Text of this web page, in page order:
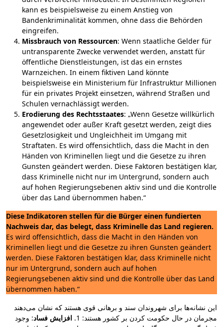
kann es beispielsweise zu einem Anstieg von
Bandenkriminalität kommen, ohne dass die Behörden
eingreifen.
Missbrauch von Ressourcen: Wenn staatliche Gelder für
untransparente Zwecke verwendet werden, anstatt für
öffentliche Dienstleistungen, ist das ein ernstes
Warnzeichen. In einem fiktiven Land könnte
beispielsweise ein Ministerium für Infrastruktur Millionen
für ein privates Projekt einsetzen, während Straßen und
Schulen vernachlässigt werden.
Erodierung des Rechtsstaates: „Wenn Gesetze willkürlich
angewendet oder außer Kraft gesetzt werden, zeigt dies
Gesetzlosigkeit und Ungleichheit im Umgang mit
Straftaten. Es wird offensichtlich, dass die Macht in den
Händen von Kriminellen liegt und die Gesetze zu ihren
Gunsten geändert werden. Diese Faktoren bestätigen klar,
dass Kriminelle nicht nur im Untergrund, sondern auch
auf hohen Regierungsebenen aktiv sind und die Kontrolle
über das Land übernommen haben.“
Diese Indikatoren stellen für die Bürger einen fundierten
Nachweis dar, das belegt, dass Kriminelle das Land regieren.
Es wird offensichtlich, dass die Macht in den Händen von
Kriminellen liegt und die Gesetze zu ihren Gunsten geändert
werden. Diese Faktoren bestätigen klar, dass Kriminelle nicht
nur im Untergrund, sondern auch auf hohen
Regierungsebenen aktiv sind und die Kontrolle über das Land
übernommen haben.“
این نشانه‌ها برای شهروندان سند و برهانی قوی هستند که نشان می‌دهند
مجرمان در حال حکومت کردن بر کشور هستند: 1.
افزایش فساد: وجود